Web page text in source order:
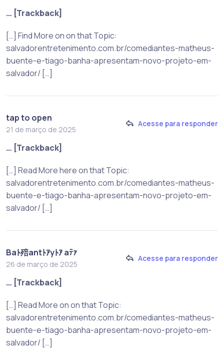
… [Trackback]
[…] Find More on on that Topic:
salvadorentretenimento.com.br/comediantes-matheus-
buente-e-tiago-banha-apresentam-novo-projeto-em-
salvador/ […]
tap to open
21 de março de 2025
Acesse para responder
… [Trackback]
[…] Read More here on that Topic:
salvadorentretenimento.com.br/comediantes-matheus-
buente-e-tiago-banha-apresentam-novo-projeto-em-
salvador/ […]
Baﾄ殕antﾄｱyﾄｱ aﾃｧ
26 de março de 2025
Acesse para responder
… [Trackback]
[…] Read More on on that Topic:
salvadorentretenimento.com.br/comediantes-matheus-
buente-e-tiago-banha-apresentam-novo-projeto-em-
salvador/ […]